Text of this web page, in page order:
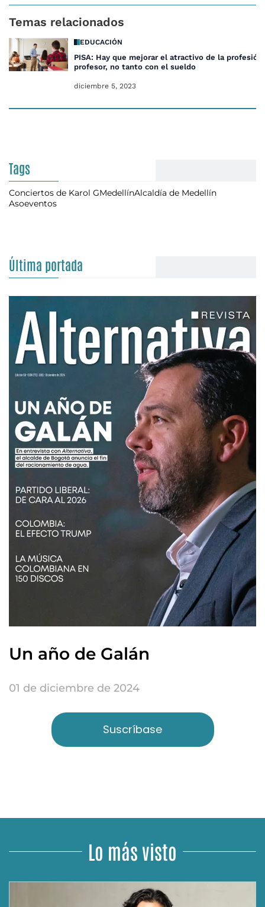
Temas relacionados
EDUCACIÓN
PISA: Hay que mejorar el atractivo de la profesión
profesor, no tanto con el sueldo
diciembre 5, 2023
Tags
Conciertos de Karol GMedellínAlcaldía de Medellín
Asoeventos
Última portada
Un año de Galán
01 de diciembre de 2024
Suscríbase
Lo más visto